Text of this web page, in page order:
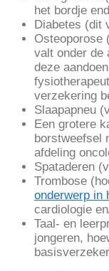
het bordje
Diabetes (dit
Osteoporose
valt onder de
deze
verzekering
Slaapapneu
Een grotere
borstweefsel
afdeling
Spataderen
Trombose
onderwerp in
cardiologie
Taal- en
jongeren,